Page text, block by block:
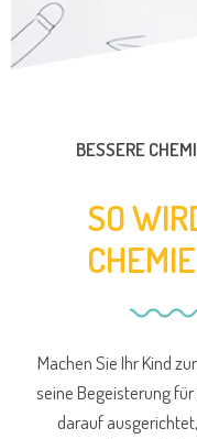
BESSERE
SO
Machen Sie Ihr Kind
seine Begeisterung für
darauf